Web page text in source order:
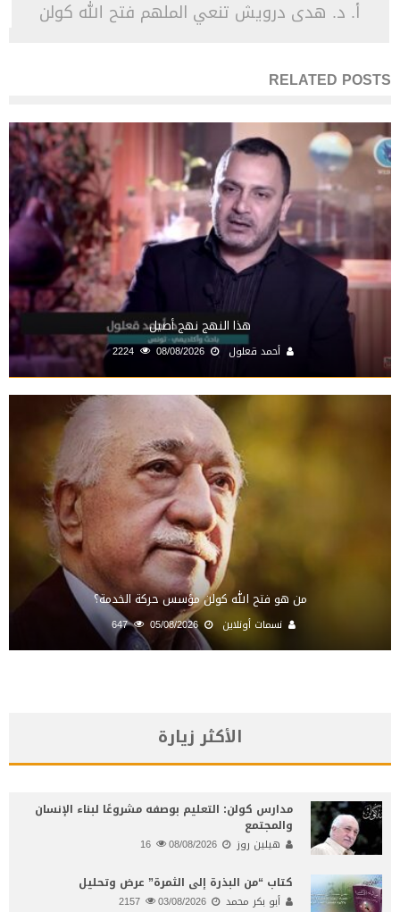
أ. د. هدى درويش تنعي الملهم فتح الله كولن
RELATED POSTS
هذا النهج نهج أصيل
أحمد قعلول 08/08/2026
من هو فتح الله كولن مؤسس حركة الخدمة؟
نسمات أونلاين 05/08/2026
647
الأكثر زيارة
مدارس كولن: التعليم بوصفه مشروعًا لبناء الإنسان
والمجتمع
هيلين روز 08/08/2026
كتاب “من البذرة إلى الثمرة” عرض وتحليل
أبو بكر محمد 03/08/2026